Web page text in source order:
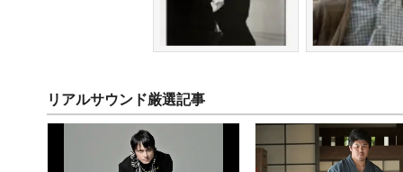
リアルサウンド厳選記事